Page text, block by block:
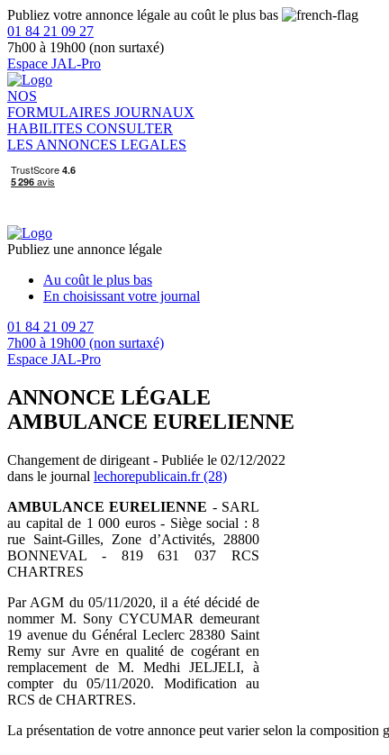
Publiez votre annonce légale au coût le plus bas
01 84 21 09 27
7h00 à 19h00 (non surtaxé)
Espace JAL-Pro
NOS
FORMULAIRES JOURNAUX
HABILITES CONSULTER
LES ANNONCES LEGALES
Publiez une annonce légale
Au coût le plus bas
En choisissant votre journal
01 84 21 09 27
7h00 à 19h00 (non surtaxé)
Espace JAL-Pro
ANNONCE LÉGALE
AMBULANCE EURELIENNE
Changement de dirigeant - Publiée le 02/12/2022
dans le journal lechorepublicain.fr (28)
AMBULANCE EURELIENNE - SARL
au capital de 1 000 euros - Siège social : 8
rue Saint-Gilles, Zone d’Activités, 28800
BONNEVAL - 819 631 037 RCS
CHARTRES
Par AGM du 05/11/2020, il a été décidé de
nommer M. Sony CYCUMAR demeurant
19 avenue du Général Leclerc 28380 Saint
Remy sur Avre en qualité de cogérant en
remplacement de M. Medhi JELJELI, à
compter du 05/11/2020. Modification au
RCS de CHARTRES.
La présentation de votre annonce peut varier selon la composition